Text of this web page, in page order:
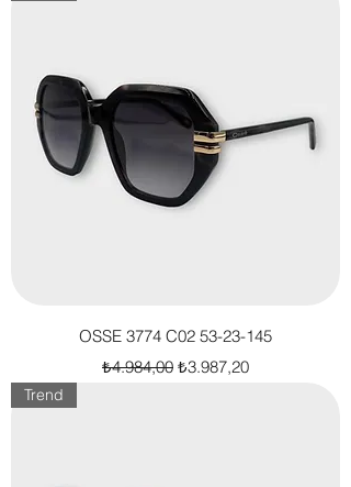
OSSE 3774 C02 53-23-145
Normal Fiyat
₺4.984,00 İndirimli Fiyat
₺3.987,20
Trend